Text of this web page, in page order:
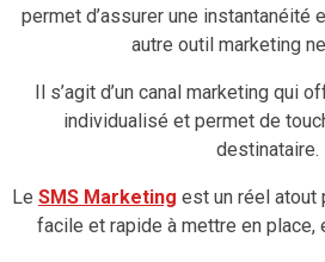
permet d’assurer une instantanéité
autre outil marketing
Il s’agit d’un canal marketing qui
individualisé et permet de
destinataire.
Le SMS Marketing est un réel atout
facile et rapide à mettre en place,